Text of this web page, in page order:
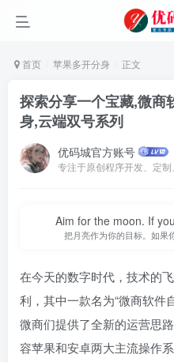
首页 苹果多开分身 正文
探索分享一个宝藏,微商
身,云端双号系列
优码城官方账号
Aim for the moon. If
把月亮作为你的目标。如果
在今天的数字时代，技术的
利，其中一款名为“微商软件
微商们提供了全新的运营思
容苹果和安卓两大主流操作